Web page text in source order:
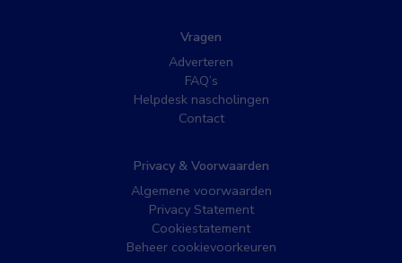
Vragen
Adverteren
FAQ’s
Helpdesk nascholingen
Contact
Privacy & Voorwaarden
Algemene voorwaarden
Privacy Statement
Cookiestatement
Beheer cookievoorkeuren